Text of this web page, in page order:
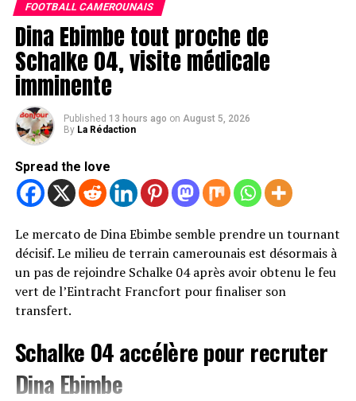
Cette décision marque un revirement majeur dans un
dossier qui avait suscité de nombreuses réactions au sein
du football africain.
Les sanctions de quatre matchs et
l’amende sont annulées
Avec cette décision, Samuel Eto’o est totalement
blanchi dans cette affaire. La suspension de quatre
matchs qui le visait est levée, tout comme l’amende de
Le président de la Fédération camerounaise de football
n’est donc plus concerné par ces mesures disciplinaires
et retrouve l’intégralité de ses prérogatives dans les
compétitions organisées sous l’égide de la CAF.
Une décision qui relance le débat
autour du dossier
FOOTBALL CAMEROUNAIS
Dina Ebimbe tout proche de
Schalke 04, visite médicale
imminente
Published 13 hours ago on August 5, 2026
By La Rédaction
Spread the love
Le mercato de Dina Ebimbe semble prendre un tournant
décisif. Le milieu de terrain camerounais est désormais à
un pas de rejoindre Schalke 04 après avoir obtenu le feu
vert de l’Eintracht Francfort pour finaliser son
transfert.
Schalke 04 accélère pour recruter
Dina Ebimbe